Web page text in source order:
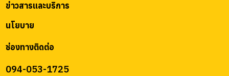
ช่องทางติดต่อ
094-053-1725
นโยบาย
ข่าวสารและบริการ